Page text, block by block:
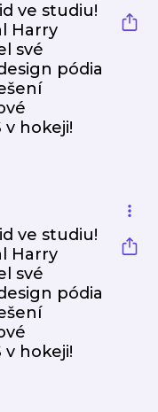
ve studiu!
Harry
své
pódia
hokeji!
ve studiu!
Harry
své
pódia
hokeji!